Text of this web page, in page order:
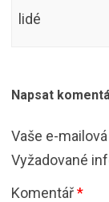
lidé
Napsat
Vaše e-
Vyžadované
Komentář*